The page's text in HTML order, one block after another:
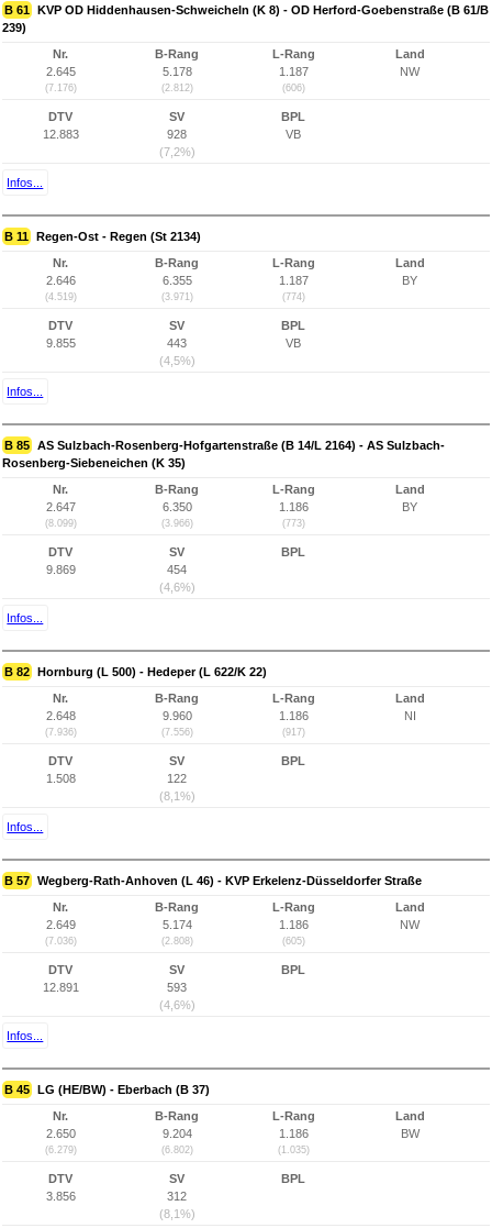
B 61 KVP OD Hiddenhausen-Schweicheln (K 8) - OD Herford-Goebenstraße (B 61/B
239)
Nr.
2.645
(7.176)
B-Rang
5.178
(2.812)
L-Rang
1.187
(606)
Land
NW
DTV
12.883
SV
928
(7,2%)
BPL
VB
Infos...
B 11 Regen-Ost - Regen (St 2134)
Nr.
2.646
(4.519)
B-Rang
6.355
(3.971)
L-Rang
1.187
(774)
Land
BY
DTV
9.855
SV
443
(4,5%)
BPL
VB
Infos...
B 85 AS Sulzbach-Rosenberg-Hofgartenstraße (B 14/L 2164) - AS Sulzbach-
Rosenberg-Siebeneichen (K 35)
Nr.
2.647
(8.099)
B-Rang
6.350
(3.966)
L-Rang
1.186
(773)
Land
BY
DTV
9.869
SV
454
(4,6%)
BPL
Infos...
B 82 Hornburg (L 500) - Hedeper (L 622/K 22)
Nr.
2.648
(7.936)
B-Rang
9.960
(7.556)
L-Rang
1.186
(917)
Land
NI
DTV
1.508
SV
122
(8,1%)
BPL
Infos...
B 57 Wegberg-Rath-Anhoven (L 46) - KVP Erkelenz-Düsseldorfer Straße
Nr.
2.649
(7.036)
B-Rang
5.174
(2.808)
L-Rang
1.186
(605)
Land
NW
DTV
12.891
SV
593
(4,6%)
BPL
Infos...
B 45 LG (HE/BW) - Eberbach (B 37)
Nr.
2.650
(6.279)
B-Rang
9.204
(6.802)
L-Rang
1.186
(1.035)
Land
BW
DTV
3.856
SV
312
(8,1%)
BPL